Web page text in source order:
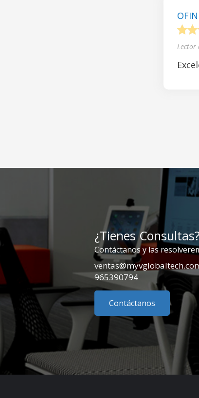
Lector
¿Tienes Consultas?
Contáctanos y las
965390794
Contáctanos